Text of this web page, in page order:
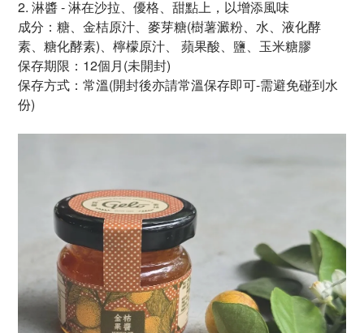
2. 淋醬 - 淋在沙拉、優格、甜點上，以增添風味
成分： 糖、 金桔原汁、麥芽糖(樹薯澱粉、水、液化酵
素、 糖化酵素)、檸檬原汁、 蘋果酸、 鹽、 玉米糖膠
保存期限：12個月(未開封)
保存方式：常溫(開封後亦請常溫保存即可-需避免碰到水
份)